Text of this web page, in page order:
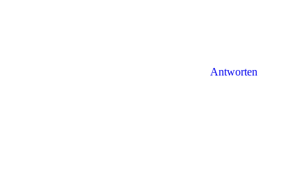
Antworten